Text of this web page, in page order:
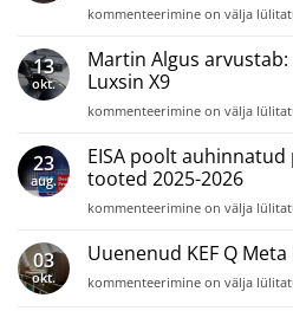
Vinüülplaadimängija
–
kuidas
valida
ja
vahetada?
kommenteerimine on välja
13
okt.
Martin Algus arvustab:
Luxsin X9
Martin
arvustab:
Dan
Clark
Noire
ja
X9
kommenteerimine on välja
23
aug.
EISA poolt
tooted 2025-2026
EISA
auhinnatud
audio-
kommenteerimine on välja
03
okt.
Uuenenud KEF Q
Uuenenud
kommenteerimine on välja